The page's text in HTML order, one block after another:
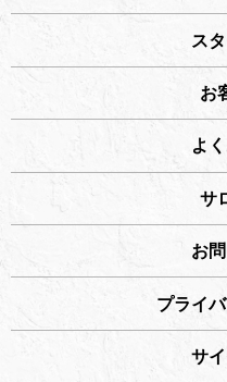
ス
お
よ
サ
お
プライ
サ